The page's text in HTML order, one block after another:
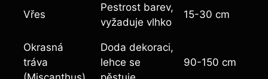
Vřes
Pestrost barev,
vyžaduje vlhko
15-30 cm
Okrasná
tráva
Doda dekoraci,
lehce se
90-150 cm